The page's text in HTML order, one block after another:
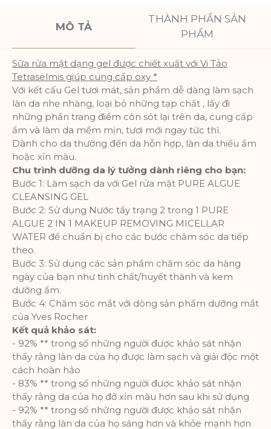
MÔ TẢ
THÀNH PHẦN SẢN
PHẨM
Sữa rửa mặt dạng gel được chiết xuất với Vi Tảo
Tetraselmis giúp cung cấp oxy *
Với kết cấu Gel tươi mát, sản phẩm dễ dàng làm sạch
làn da nhẹ nhàng, loại bỏ những tạp chất , lấy đi
những phần trang điểm còn sót lại trên da, cung cấp
ẩm và làm da mềm mịn, tươi mới ngay tức thì.
Dành cho da thường đến da hỗn hợp, làn da thiếu ẩm
hoặc xỉn màu.
Chu trình dưỡng da lý tưởng dành riêng cho bạn:
Bước 1: Làm sạch da với Gel rửa mặt PURE ALGUE
CLEANSING GEL
Bước 2: Sử dụng Nước tẩy trạng 2 trong 1 PURE
ALGUE 2 IN 1 MAKEUP REMOVING MICELLAR
WATER để chuẩn bị cho các bước chăm sóc da tiếp
theo.
Bước 3: Sử dụng các sản phẩm chăm sóc da hàng
ngày của bạn như tinh chất/huyết thành và kem
dưỡng ẩm.
Bước 4: Chăm sóc mắt với dòng sản phẩm dưỡng mắt
của Yves Rocher
Kết quả khảo sát:
- 92% ** trong số những người được khảo sát nhận
thấy rằng làn da của họ được làm sạch và giải độc một
cách hoàn hảo
- 83% ** trong số những người được khảo sát nhận
thấy rằng da của họ đỡ xỉn màu hơn sau khi sử dụng
- 92% ** trong số những người được khảo sát nhận
thấy rằng làn da của họ sáng hơn và khỏe mạnh hơn